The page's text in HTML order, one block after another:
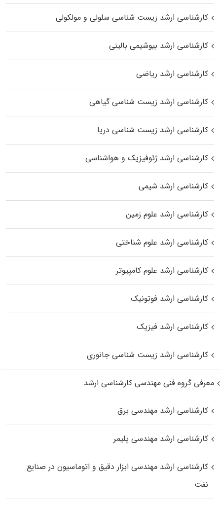
کارشناسی ارشد زیست شناسی سلولی و مولکولی
کارشناسی ارشد بیوشیمی بالینی
کارشناسی ارشد ریاضی
کارشناسی ارشد زیست‌ شناسی گیاهی
کارشناسی ارشد زیست‌ شناسی دریا
کارشناسی ارشد ژئوفیزیک و هواشناسی
کارشناسی ارشد شیمی
کارشناسی ارشد علوم زمین
کارشناسی ارشد علوم شناختی
کارشناسی ارشد علوم کامپیوتر
کارشناسی ارشد فوتونیک
کارشناسی ارشد فیزیک
کارشناسی ارشد زیست‌ شناسی جانوری
معرفی گروه فنی مهندسی کارشناسی ارشد
کارشناسی ارشد مهندسی برق
کارشناسی ارشد مهندسی پلیمر
کارشناسی ارشد مهندسی ابزار دقیق و اتوماسیون در صنایع
نفت